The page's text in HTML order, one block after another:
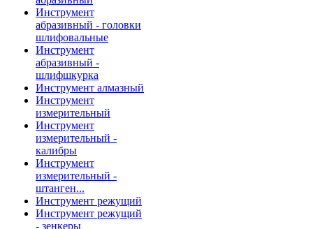
Инструмент
абразивный - головки
шлифовальные
Инструмент
абразивный -
шлифшкурка
Инструмент алмазный
Инструмент
измерительный
Инструмент
измерительный -
калибры
Инструмент
измерительный -
штанген...
Инструмент режущий
Инструмент режущий
- зенкеры